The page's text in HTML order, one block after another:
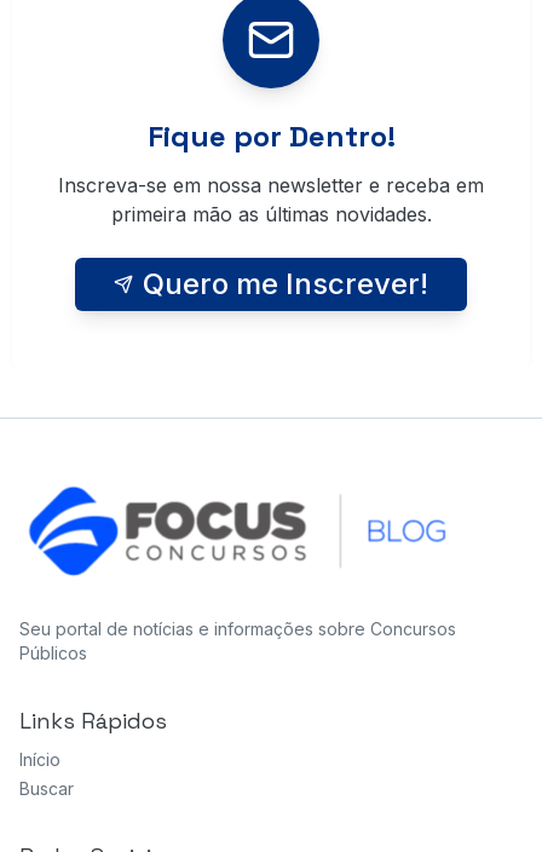
Fique por Dentro!
Inscreva-se em nossa newsletter e receba em
primeira mão as últimas novidades.
Quero me Inscrever!
Seu portal de notícias e informações sobre Concursos
Públicos
Links Rápidos
Início
Buscar